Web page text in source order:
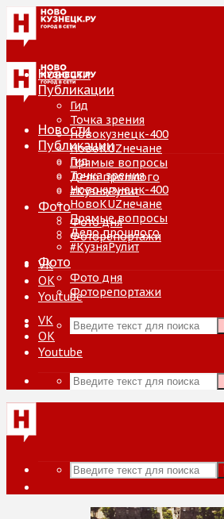
Новости
Публикации
Гид
Точка зрения
Новокузнецк-400
НовоKUZнечане
Прямые вопросы
Дело прошлого
#КузняРулит
Фото
Фото дня
Фоторепортажи
VK
ОК
Youtube
Новости
Публикации
Гид
Точка зрения
Новокузнецк-400
НовоKUZнечане
Прямые вопросы
Дело прошлого
#КузняРулит
Фото
Фото дня
Фоторепортажи
VK
ОК
Youtube